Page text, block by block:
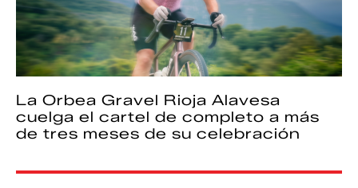
La Orbea Gravel Rioja Alavesa
cuelga el cartel de completo a más
de tres meses de su celebración